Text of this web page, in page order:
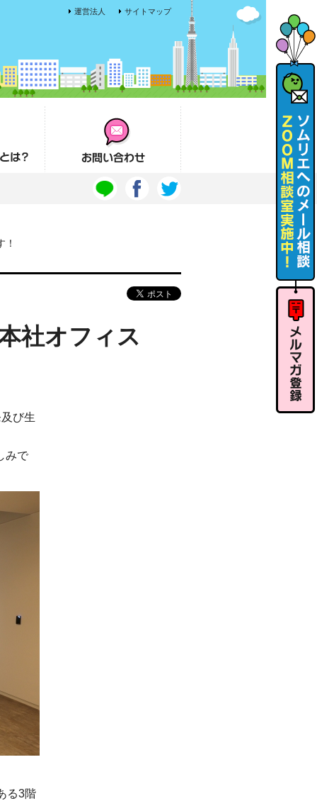
サイトマップ
運営法人
お問い合わせ
社オフィス
び生
みで
る3階
ソムリエ
へのメー
ル相談